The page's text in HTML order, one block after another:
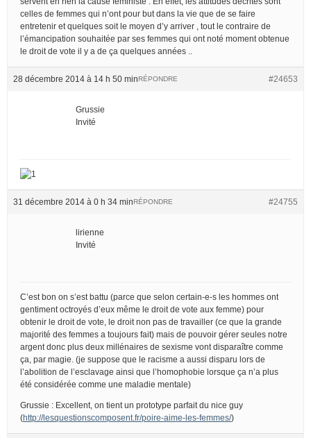
celles de femmes qui n’ont pour but dans la vie que de se faire
entretenir et quelques soit le moyen d’y arriver , tout le contraire de
l’émancipation souhaitée par ses femmes qui ont noté moment obtenue
le droit de vote il y a de ça quelques années ..
28 décembre 2014 à 14 h 50 min #24653
RÉPONDRE
Grussie
Invité
31 décembre 2014 à 0 h 34 min #24755
RÉPONDRE
lirienne
Invité
C’est bon on s’est battu (parce que selon certain-e-s les hommes ont
gentiment octroyés d’eux même le droit de vote aux femme) pour
obtenir le droit de vote, le droit non pas de travailler (ce que la grande
majorité des femmes a toujours fait) mais de pouvoir gérer seules notre
argent donc plus deux millénaires de sexisme vont disparaître comme
ça, par magie. (je suppose que le racisme a aussi disparu lors de
l’abolition de l’esclavage ainsi que l’homophobie lorsque ça n’a plus
été considérée comme une maladie mentale)
Grussie : Excellent, on tient un prototype parfait du nice guy
(http://lesquestionscomposent.fr/poire-aime-les-femmes/)